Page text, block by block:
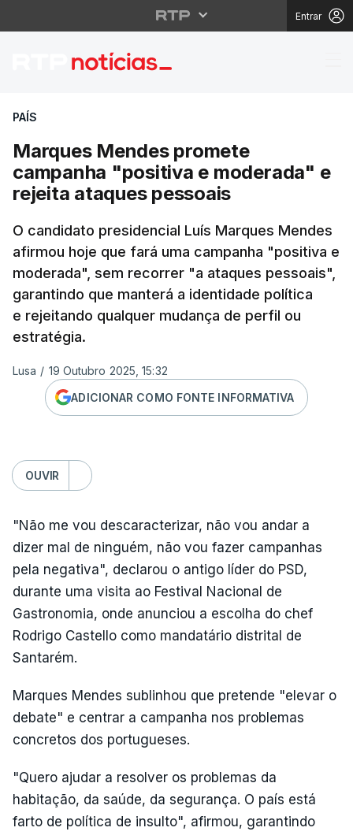
Entrar
Marques Mendes
PAÍS
Marques Mendes promete
campanha "positiva e moderada" e
rejeita ataques pessoais
O candidato presidencial Luís Marques Mendes
afirmou hoje que fará uma campanha "positiva e
moderada", sem recorrer "a ataques pessoais",
garantindo que manterá a identidade política
e rejeitando qualquer mudança de perfil ou
estratégia.
Lusa / 19 Outubro 2025, 15:32
ADICIONAR COMO FONTE INFORMATIVA
OUVIR
"Não me vou descaracterizar, não vou andar a
dizer mal de ninguém, não vou fazer campanhas
pela negativa", declarou o antigo líder do PSD,
durante uma visita ao Festival Nacional de
Gastronomia, onde anunciou a escolha do chef
Rodrigo Castello como mandatário distrital de
Santarém.
Marques Mendes sublinhou que pretende "elevar o
debate" e centrar a campanha nos problemas
concretos dos portugueses.
"Quero ajudar a resolver os problemas da
habitação, da saúde, da segurança. O país está
farto de política de insulto", afirmou, garantindo